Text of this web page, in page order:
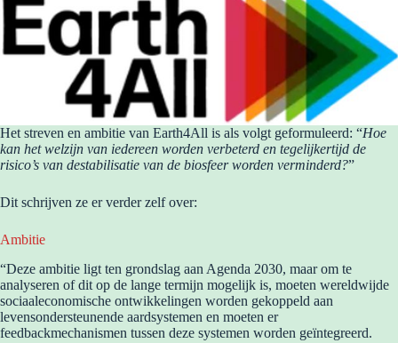
Het streven en ambitie van Earth4All is als volgt geformuleerd: “Hoe
kan het welzijn van iedereen worden verbeterd en tegelijkertijd de
risico’s van destabilisatie van de biosfeer worden verminderd?”
Dit schrijven ze er verder zelf over:
Ambitie
“Deze ambitie ligt ten grondslag aan Agenda 2030, maar om te
analyseren of dit op de lange termijn mogelijk is, moeten wereldwijde
sociaaleconomische ontwikkelingen worden gekoppeld aan
levensondersteunende aardsystemen en moeten er
feedbackmechanismen tussen deze systemen worden geïntegreerd.